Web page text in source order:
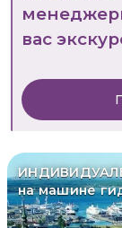
вас
на машине